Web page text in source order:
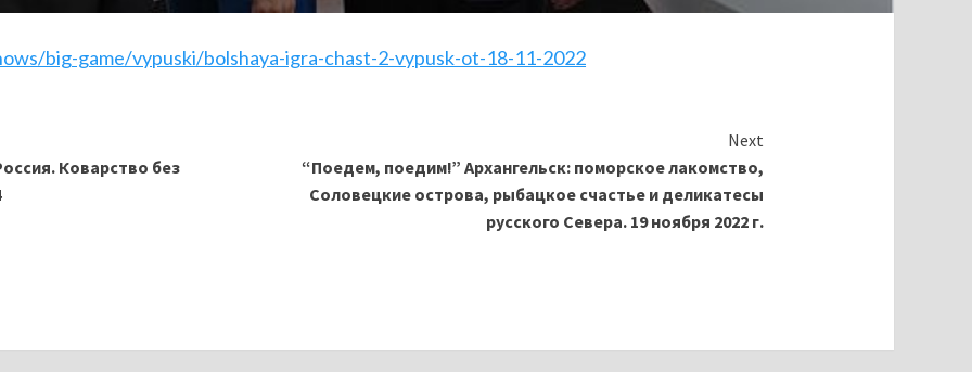
big-game/vypuski/bolshaya-igra-chast-2-vypusk-ot-18-11-2022
Коварство без
Next
“Поедем, поедим!” Архангельск: поморское лакомство,
Соловецкие острова, рыбацкое счастье и деликатесы
русского Севера. 19 ноября 2022 г.